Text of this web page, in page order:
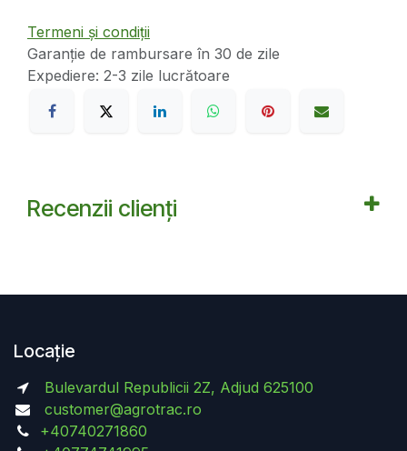
Termeni și condiții
Garanție de rambursare în 30 de zile
Expediere: 2-3 zile lucrătoare
Recenzii clienți
Locație
Bulevardul Republicii 2Z, Adjud 625100
customer@agrotrac.ro
+40740271860